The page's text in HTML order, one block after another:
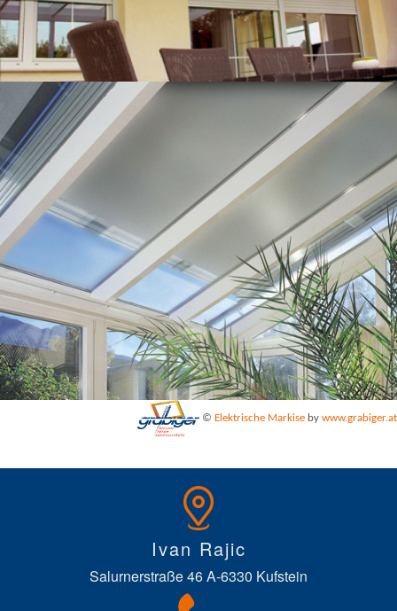
© Elektrische Markise by www.grabiger.at
Ivan Rajic
Salurnerstraße 46 A-6330 Kufstein